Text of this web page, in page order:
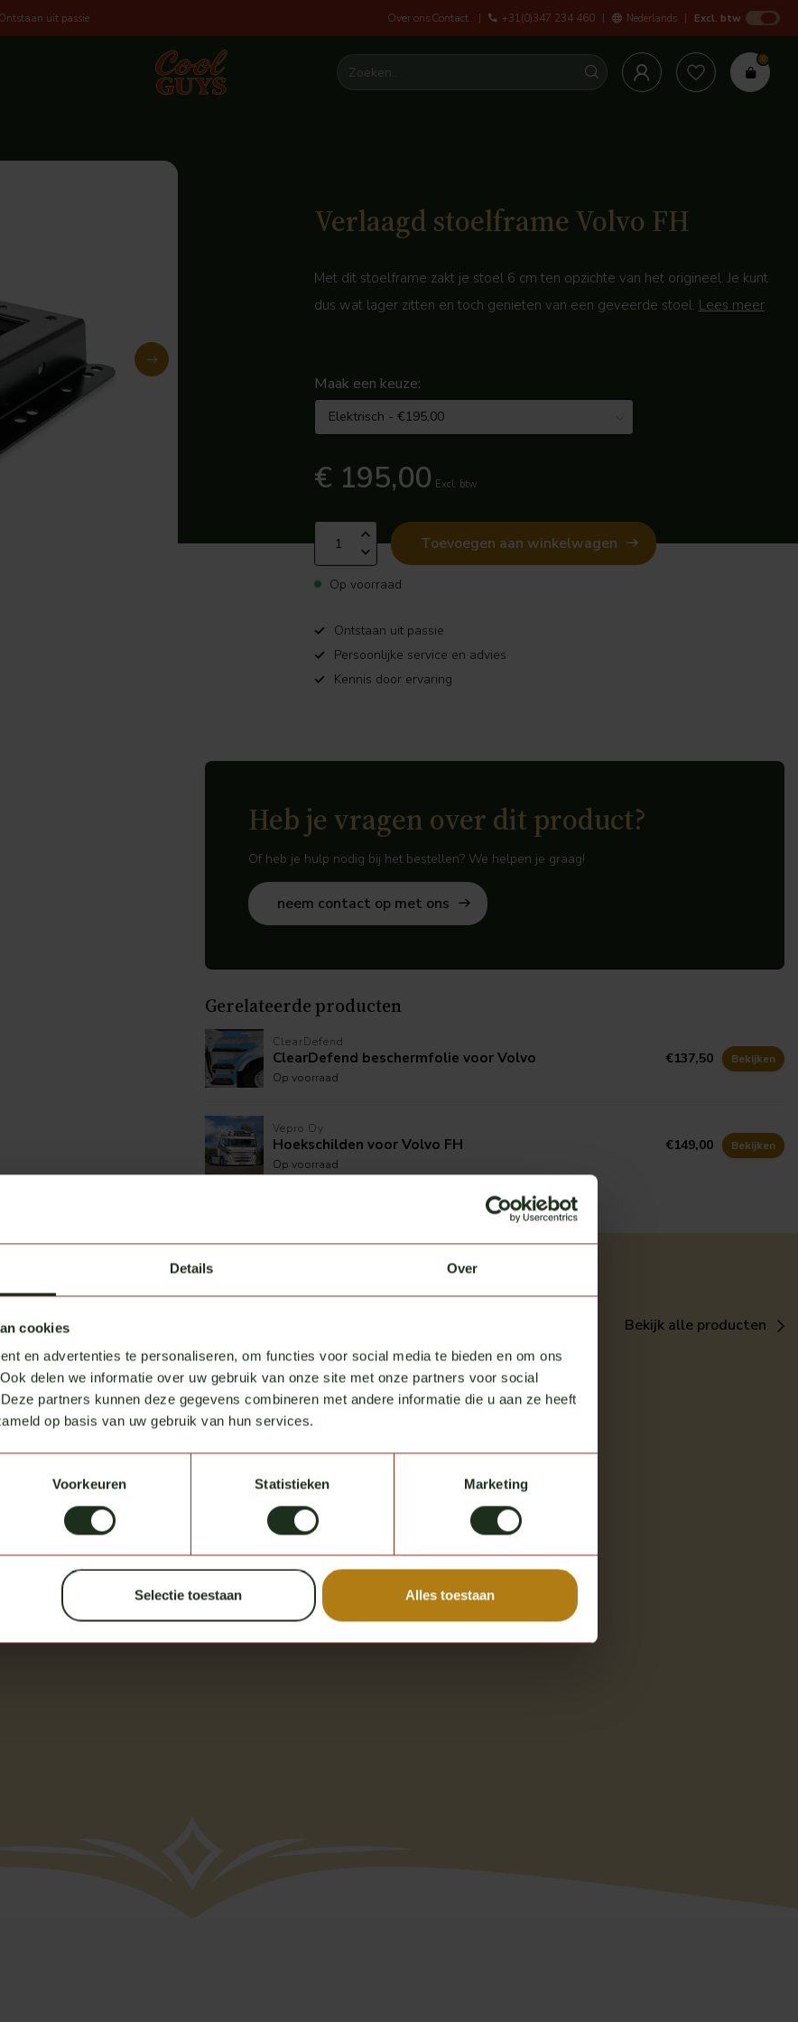
Details Over
cookies
en advertenties te personaliseren, om functies voor social media te bieden en om ons
delen we informatie over uw gebruik van onze site met onze partners voor social
partners kunnen deze gegevens combineren met andere informatie die u aan ze heeft
op basis van uw gebruik van hun services.
Voorkeuren Statistieken Marketing
Selectie toestaan Alles toestaan
Ontstaan uit passie Persoonlijke service en
Over onsContact +31(0)347 234 460 Nederlands Excl. btw
0
Verlaagd stoelframe Volvo FH
Met dit stoelframe zakt je stoel 6 cm ten opzichte van het origineel. Je kunt
dus wat lager zitten en toch genieten van een geveerde stoel. Lees meer.
Maak een keuze:
€ 195,00 Excl. btw
Toevoegen aan winkelwagen
Op voorraad
Ontstaan uit passie
Persoonlijke service en advies
Kennis door ervaring
Heb je vragen over dit product?
Of heb je hulp nodig bij het bestellen? We helpen je graag!
neem contact op met ons
Gerelateerde producten
ClearDefend
ClearDefend beschermfolie voor Volvo
Op voorraad
€137,50 Bekijken
Vepro Oy
Hoekschilden voor Volvo FH
Op voorraad
€149,00 Bekijken
Bekijk alle producten